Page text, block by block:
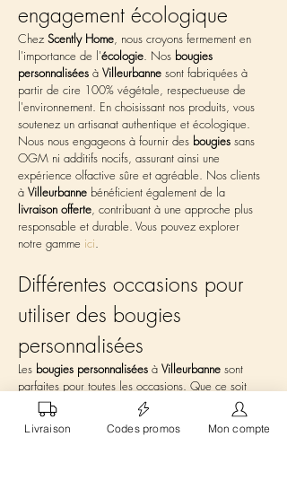
engagement écologique
Chez Scently Home, nous croyons fermement en
l'importance de l'écologie. Nos bougies
personnalisées à Villeurbanne sont fabriquées à
partir de cire 100% végétale, respectueuse de
l'environnement. En choisissant nos produits, vous
soutenez un artisanat authentique et écologique.
Nous nous engageons à fournir des bougies sans
OGM ni additifs nocifs, assurant ainsi une
expérience olfactive sûre et agréable. Nos clients
à Villeurbanne bénéficient également de la
livraison offerte, contribuant à une approche plus
responsable et durable. Vous pouvez explorer
notre gamme ici.
Différentes occasions pour
utiliser des bougies
personnalisées
Les bougies personnalisées à Villeurbanne sont
parfaites pour toutes les occasions. Que ce soit
pour un anniversaire, une fête spéciale, ou
simplement pour créer une ambiance chaleureuse,
nos bougies
apportent une touche d'élégance.
Livraison Codes promos Mon compte